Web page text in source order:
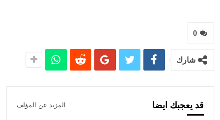
0
شارك
قد يعجبك ايضا المزيد عن المؤلف